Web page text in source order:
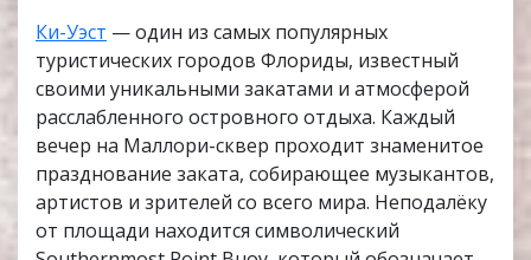
Ки-Уэст — один из самых популярных
туристических городов Флориды, известный
своими уникальными закатами и атмосферой
расслабленного островного отдыха. Каждый
вечер на Маллори-сквер проходит знаменитое
празднование заката, собирающее музыкантов,
артистов и зрителей со всего мира. Неподалёку
от площади находится символический